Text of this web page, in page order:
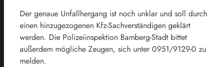
Der genaue Unfallhergang ist noch unklar und soll durch
einen hinzugezogenen Kfz-Sachverständigen geklärt
werden. Die Polizeiinspektion Bamberg-Stadt bittet
außerdem mögliche Zeugen, sich unter 0951/9129-0 zu
melden.